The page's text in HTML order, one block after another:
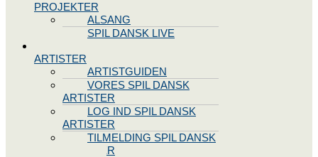
PROJEKTER
ALSANG
SPIL DANSK LIVE
ARTISTER
ARTISTGUIDEN
VORES SPIL DANSK
ARTISTER
LOG IND SPIL DANSK
ARTISTER
TILMELDING SPIL DANSK
ARTISTER